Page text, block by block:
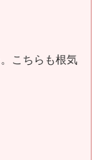
こちらも根気